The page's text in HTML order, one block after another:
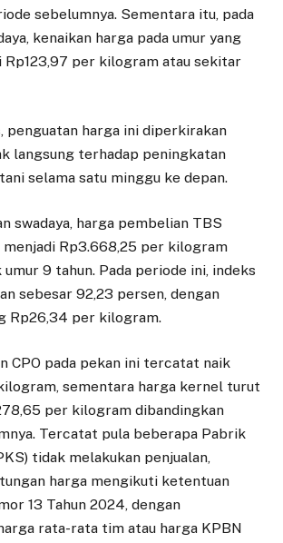
sebelumnya. Sementara itu, pada
kenaikan harga pada umur yang
Rp123,97 per kilogram atau sekitar
penguatan harga ini diperkirakan
langsung terhadap peningkatan
selama satu minggu ke depan.
swadaya, harga pembelian TBS
Rp3.668,25 per kilogram
9 tahun. Pada periode ini, indeks
sebesar 92,23 persen, dengan
Rp26,34 per kilogram.
CPO pada pekan ini tercatat naik
sementara harga kernel turut
per kilogram dibandingkan
Tercatat pula beberapa Pabrik
tidak melakukan penjualan,
harga mengikuti ketentuan
13 Tahun 2024, dengan
rata-rata tim atau harga KPBN